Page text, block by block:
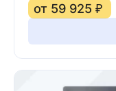
от 59 925 ₽